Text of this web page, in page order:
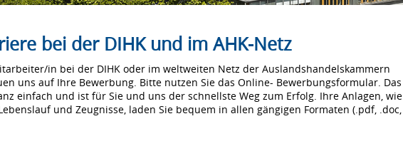
bei der DIHK und im AHK-Netz
in bei der DIHK oder im weltweiten Netz der Auslandshandelskammern
uns auf Ihre Bewerbung. Bitte nutzen Sie das Online- Bewerbungsformular. Das
einfach und ist für Sie und uns der schnellste Weg zum Erfolg. Ihre Anlagen, wie
und Zeugnisse, laden Sie bequem in allen gängigen Formaten (.pdf, .doc,